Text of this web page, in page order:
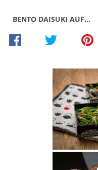
BENTO DAISUKI AUF…